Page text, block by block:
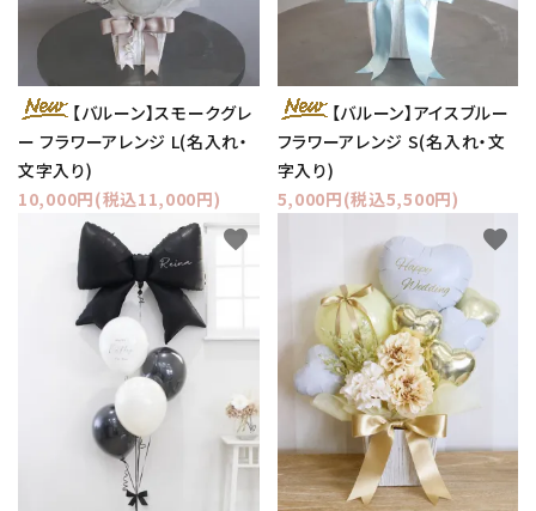
【バルーン】スモークグレ
ー フラワーアレンジ L(名入れ・
文字入り)
10,000円(税込11,000円)
【バルーン】アイスブルー
フラワーアレンジ S(名入れ・文
字入り)
5,000円(税込5,500円)
favorite favorite